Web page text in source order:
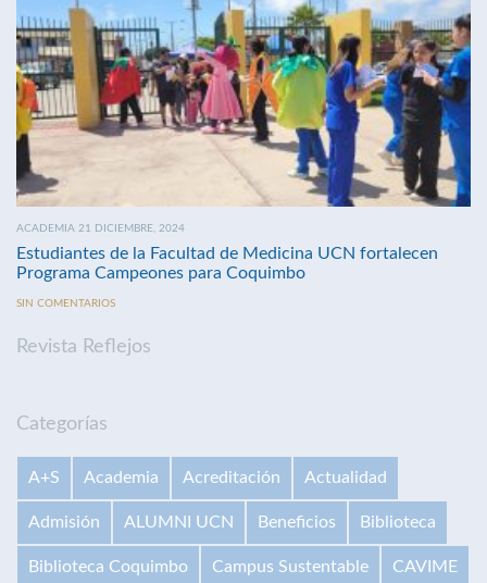
ACADEMIA 21 DICIEMBRE, 2024
Estudiantes de la Facultad de Medicina UCN fortalecen
Programa Campeones para Coquimbo
SIN COMENTARIOS
Revista Reflejos
Categorías
A+S Academia Acreditación Actualidad
Admisión ALUMNI UCN Beneficios Biblioteca
Biblioteca Coquimbo Campus Sustentable CAVIME